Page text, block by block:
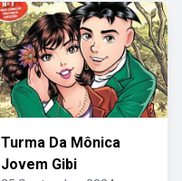
Turma Da Mônica
Jovem Gibi